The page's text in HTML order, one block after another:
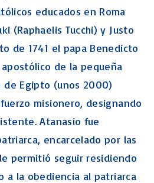
educados en Roma
(Raphaelis Tucchi) y Justo
de 1741 el papa Benedicto
de la pequeña
de Egipto (unos 2000)
misionero, designando
Atanasio fue
encarcelado por las
permitió seguir residiendo
a la obediencia al patriarca